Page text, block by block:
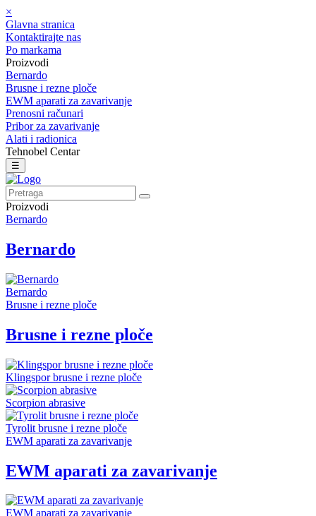
×
Glavna stranica
Kontaktirajte nas
Po markama
Proizvodi
Bernardo
Brusne i rezne ploče
EWM aparati za zavarivanje
Prenosni računari
Pribor za zavarivanje
Alati i radionica
Tehnobel Centar
☰
Proizvodi
Bernardo
Bernardo
Bernardo
Brusne i rezne ploče
Brusne i rezne ploče
Klingspor brusne i rezne ploče
Scorpion abrasive
Tyrolit brusne i rezne ploče
EWM aparati za zavarivanje
EWM aparati za zavarivanje
EWM aparati za zavarivanje